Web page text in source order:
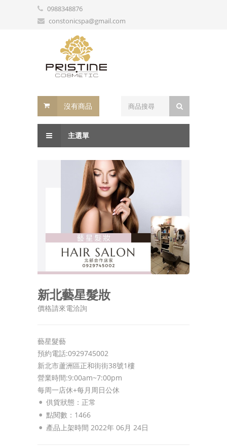
0988348876
constonicspa@gmail.com
沒有商品
主選單
新北藝星髮妝
價格請來電洽詢
藝星髮藝
預約電話:0929745002
新北市蘆洲區正和街街38號1樓
營業時間:9:00am~7:00pm
每周一店休+每月周日公休
供貨狀態： 正常
點閱數：1466
產品上架時間 2022年 06月 24日